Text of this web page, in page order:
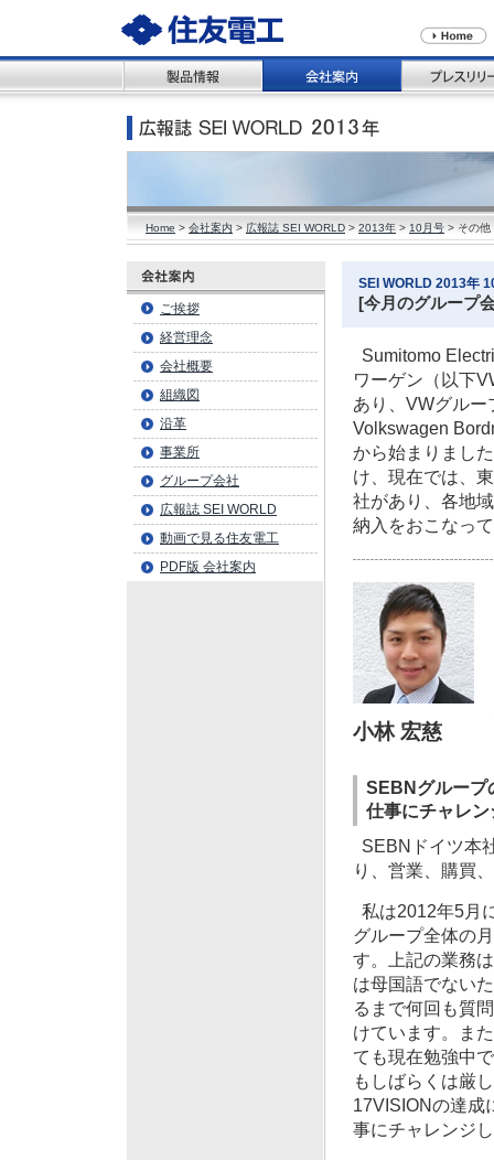
Home > 会社案内 > 広報誌 SEI WORLD > 2013年 > 10月号 > その他
ご挨拶
経営理念
会社概要
組織図
沿革
事業所
グループ会社
広報誌 SEI WORLD
動画で見る住友電工
PDF版 会社案内
SEI WORLD 2013年
[今月のグループ
Sumitomo
ワーゲン（以下
あり、VWグル
Volkswagen
から始まりまし
け、現在では、
社があり、各地
納入をおこなっ
小林 宏慈
SEBNグループ
仕事にチャレン
SEBNドイツ本
り、営業、購買
私は2012年5月
グループ全体の
す。上記の業務
は母国語でない
るまで何回も質
けています。ま
ても現在勉強中
もしばらくは厳
17VISIONの達成
事にチャレンジ